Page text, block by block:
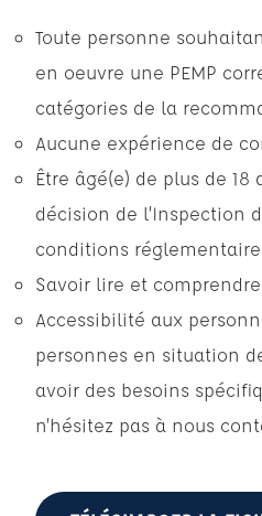
Toute personne
en oeuvre une PEMP
catégories de la
Aucune expérience de
Être âgé(e) de plus de
décision de l’Inspection
conditions
Savoir lire et
Accessibilité aux
personnes en situation
avoir des besoins
n’hésitez pas à nous